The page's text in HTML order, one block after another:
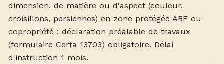
dimension, de matière ou d'aspect (couleur,
croisillons, persiennes) en zone protégée ABF ou
copropriété : déclaration préalable de travaux
(formulaire Cerfa 13703) obligatoire. Délai
d'instruction 1 mois.